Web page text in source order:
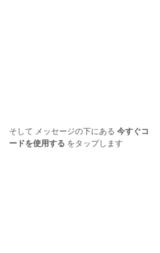
そして メッセージの下にある 今すぐコ
ードを使用する をタップします